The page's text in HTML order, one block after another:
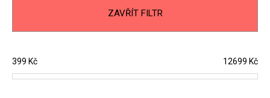
r
d
u
ZAVŘÍT FILTR
399 Kč 12699 Kč
Kč